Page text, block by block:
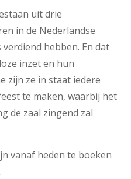
uit drie
in de Nederlandse
hebben. En dat
inzet en hun
zijn ze in staat iedere
te maken, waarbij het
de zaal zingend zal
vanaf heden te boeken